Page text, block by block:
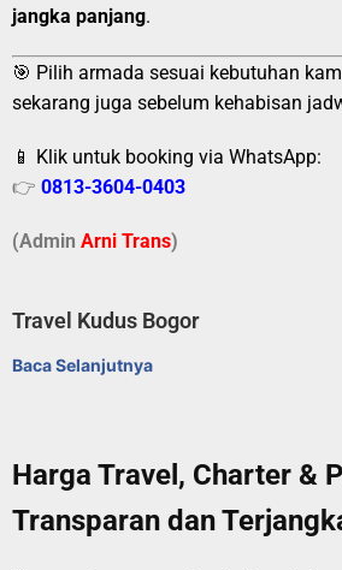
jangka panjang.
🎯 Pilih armada sesuai kebutuhan
sekarang juga sebelum kehabisan
📱 Klik untuk booking via WhatsApp:
👉 0813-3604-0403
(Admin Arni Trans)
Travel Kudus Bogor
Baca Selanjutnya
Harga Travel, Charter &
Transparan dan